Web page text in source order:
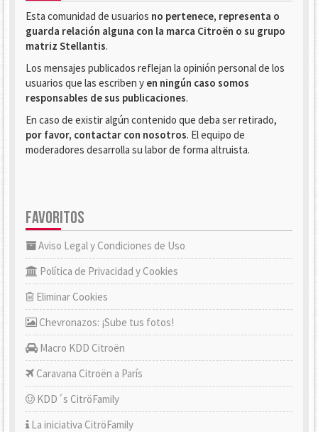
Esta comunidad de usuarios no pertenece, representa o
guarda relación alguna con la marca Citroën o su grupo
matriz Stellantis.
Los mensajes publicados reflejan la opinión personal de los
usuarios que las escriben y en ningún caso somos
responsables de sus publicaciones.
En caso de existir algún contenido que deba ser retirado,
por favor, contactar con nosotros. El equipo de
moderadores desarrolla su labor de forma altruista.
FAVORITOS
Aviso Legal y Condiciones de Uso
Política de Privacidad y Cookies
Eliminar Cookies
Chevronazos: ¡Sube tus fotos!
Macro KDD Citroën
Caravana Citroën a París
KDD´s CitröFamily
La iniciativa CitröFamily